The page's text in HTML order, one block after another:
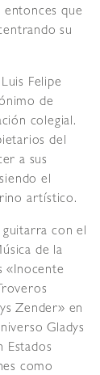
entonces que
su
Felipe
de
colegial.
del
a sus
el
artístico.
con el
de la
«Inocente
Zender» en
Gladys
Estados
como